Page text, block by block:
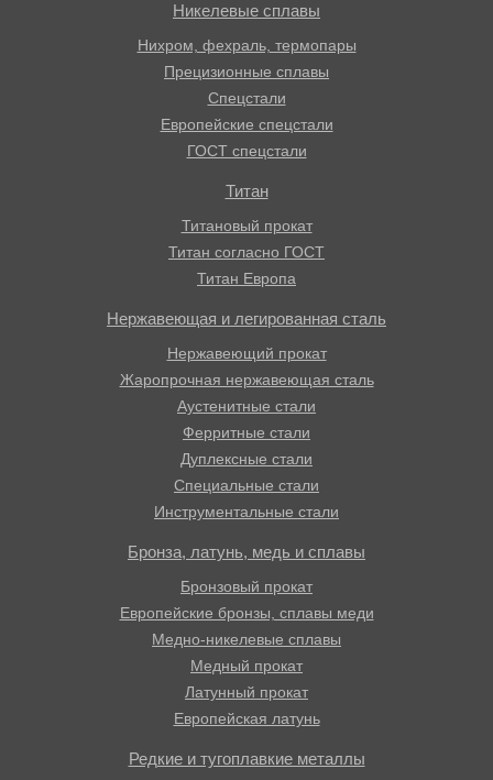
Никелевые сплавы
Нихром, фехраль, термопары
Прецизионные сплавы
Спецстали
Европейские спецстали
ГОСТ спецстали
Титан
Титановый прокат
Титан согласно ГОСТ
Титан Европа
Нержавеющая и легированная сталь
Нержавеющий прокат
Жаропрочная нержавеющая сталь
Аустенитные стали
Ферритные стали
Дуплексные стали
Специальные стали
Инструментальные стали
Бронза, латунь, медь и сплавы
Бронзовый прокат
Европейские бронзы, сплавы меди
Медно-никелевые сплавы
Медный прокат
Латунный прокат
Европейская латунь
Редкие и тугоплавкие металлы